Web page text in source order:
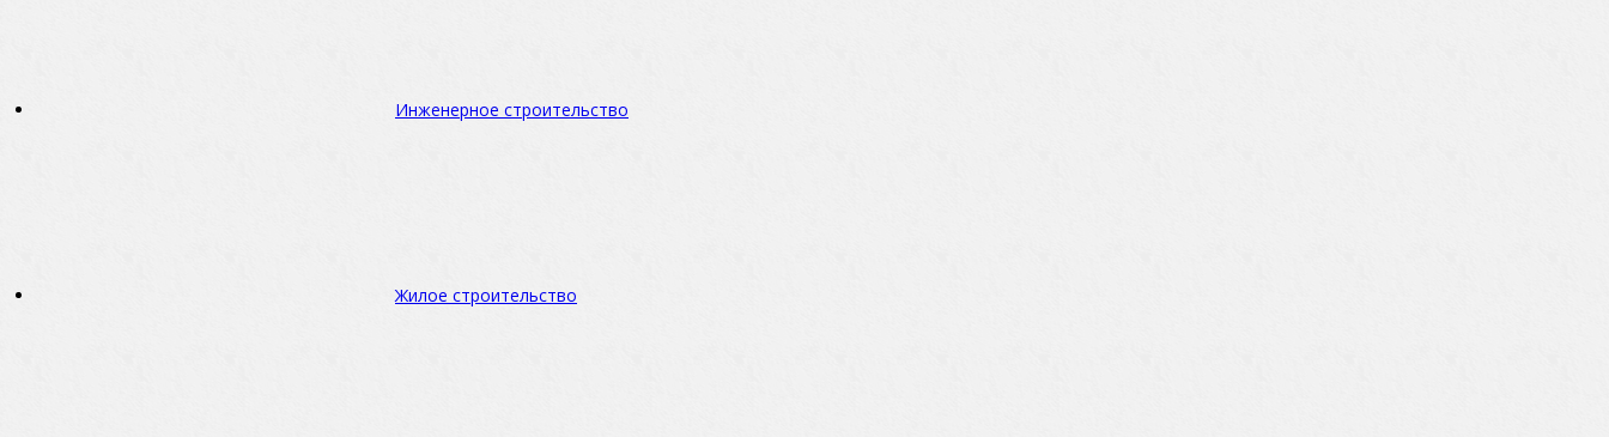
Инженерное строительство
Жилое строительство